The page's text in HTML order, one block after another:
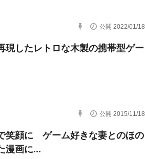
公開 2022/01/18
現したレトロな木製の携帯型ゲー
公開 2015/11/18
笑顔に ゲーム好きな妻とのほの
漫画に...